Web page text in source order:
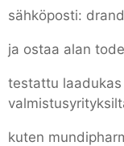
sähköposti:
ja ostaa alan
testattu
kuten